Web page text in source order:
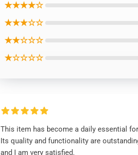
★★★★☆
★★★☆☆
★★☆☆☆
★☆☆☆☆
This item has become a daily essential
Its quality and functionality are
and I am very satisfied.